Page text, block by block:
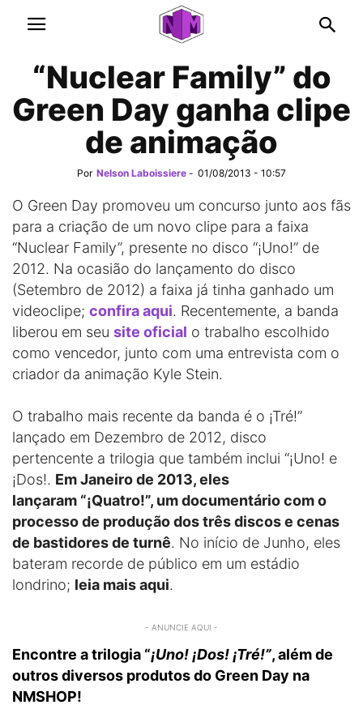
“Nuclear Family” do
Green Day ganha clipe
de animação
Por Nelson Laboissiere - 01/08/2013 - 10:57
O Green Day promoveu um concurso junto aos fãs
para a criação de um novo clipe para a faixa
“Nuclear Family”, presente no disco “¡Uno!” de
2012. Na ocasião do lançamento do disco
(Setembro de 2012) a faixa já tinha ganhado um
videoclipe; confira aqui. Recentemente, a banda
liberou em seu site oficial o trabalho escolhido
como vencedor, junto com uma entrevista com o
criador da animação Kyle Stein.
O trabalho mais recente da banda é o ¡Tré!”
lançado em Dezembro de 2012, disco
pertencente a trilogia que também inclui “¡Uno! e
¡Dos!. Em Janeiro de 2013, eles
lançaram “¡Quatro!”, um documentário com o
processo de produção dos três discos e cenas
de bastidores de turnê. No início de Junho, eles
bateram recorde de público em um estádio
londrino; leia mais aqui.
- ANUNCIE AQUI -
Encontre a trilogia “¡Uno! ¡Dos! ¡Tré!”, além de
outros diversos produtos do Green Day na
NMSHOP!